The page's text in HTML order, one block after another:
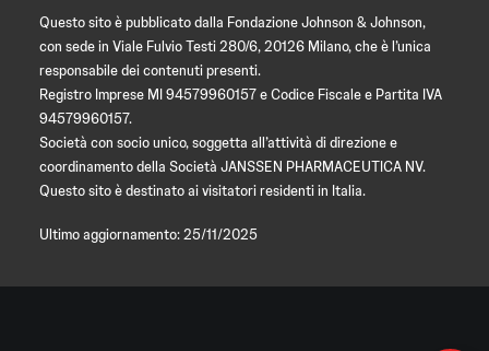
Questo sito è pubblicato dalla Fondazione Johnson & Johnson,
con sede in Viale Fulvio Testi 280/6, 20126 Milano, che è l’unica
responsabile dei contenuti presenti.
Registro Imprese MI 94579960157 e Codice Fiscale e Partita IVA
94579960157.
Società con socio unico, soggetta all’attività di direzione e
coordinamento della Società JANSSEN PHARMACEUTICA NV.
Questo sito è destinato ai visitatori residenti in Italia.
Ultimo aggiornamento: 25/11/2025